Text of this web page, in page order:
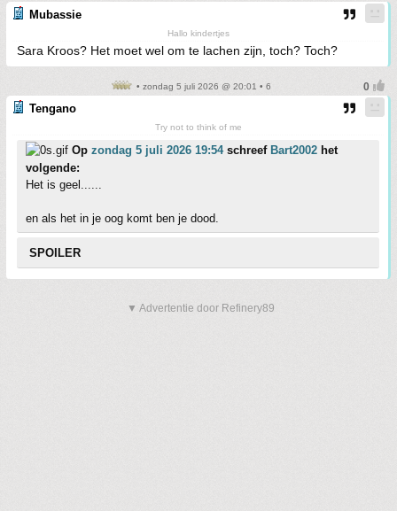
Mubassie
Hallo kindertjes
Sara Kroos? Het moet wel om te lachen zijn, toch? Toch?
• zondag 5 juli 2026 @ 20:01 • 6
Tengano
Try not to think of me
Op zondag 5 juli 2026 19:54schreef Bart2002 het
volgende:
Het is geel......
en als het in je oog komt ben je dood.
SPOILER
▼ Advertentie door Refinery89